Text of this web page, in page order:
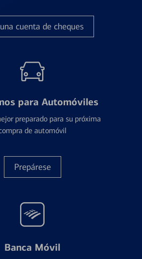
cuenta de cheques
para Automóviles
preparado para su próxima
de automóvil
Prepárese
Banca Móvil